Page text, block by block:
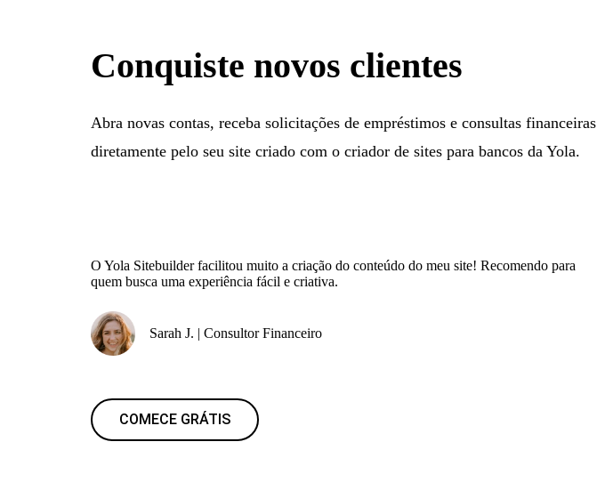
Conquiste novos clientes
Abra novas contas, receba solicitações de empréstimos e consultas financeiras
diretamente pelo seu site criado com o criador de sites para bancos da Yola.
O Yola Sitebuilder facilitou muito a criação do conteúdo do meu site! Recomendo para
quem busca uma experiência fácil e criativa.
Sarah J. | Consultor Financeiro
COMECE GRÁTIS